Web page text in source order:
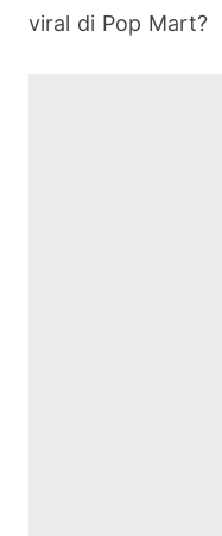
viral di Pop Mart?